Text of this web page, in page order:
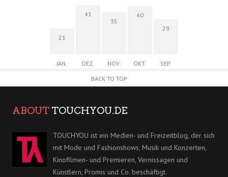
21
JAN.
41
DEZ.
35
NOV.
40
OKT.
29
SEP.
BACK TO TOP
ABOUT TOUCHYOU.DE
TOUCHYOU ist ein Medien- und Freizeitblog, der sich
mit Mode und Fashionshows, Musik und Konzerten,
Kinofilmen- und Premieren, Vernissagen und
Künstlern, Promis und Co. beschäftigt.